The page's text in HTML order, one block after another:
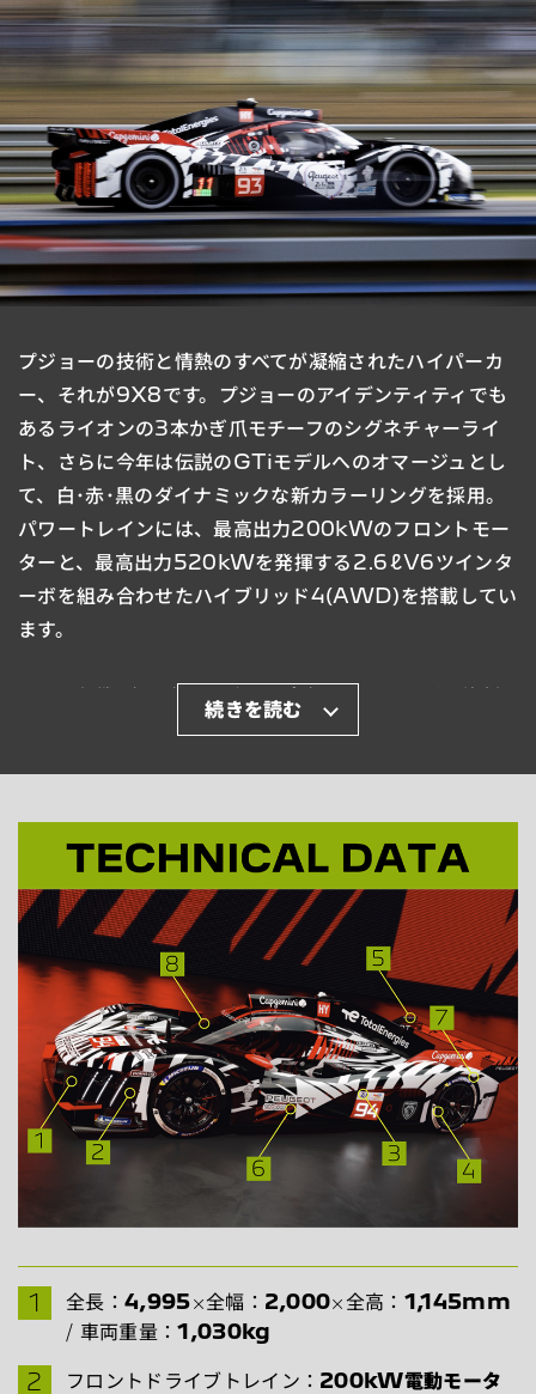
レートが特徴で、各マシンのスリップストリームを駆使
した手に汗握る駆け引きを楽しむことができます。
FIA WEC FUJI 公式サイト
プジョーの技術と情熱のすべてが凝縮されたハイパーカ
ー、それが9X8です。
プジョーのアイデンティティでも
あるライオンの3本かぎ爪モチーフのシグネチャーライ
ト、
さらに今年は伝説のGTiモデルへのオマージュとし
て、白･赤･黒のダイナミックな新カラーリングを採用。
パワートレインには、最高出力200kWのフロントモー
ターと、最高出力520kWを発揮する2.6ℓV6ツインタ
ーボを組み合わせたハイブリッド4(AWD)を搭載してい
ます。
WEC参戦5年目年目を迎えた今年は、ドライバー体制
を大幅にアップグレード。富士6時間耐久レースにおい
レースで磨かれた技術は、
日々の走りに息づいている
プジョーが過酷な耐久レースに挑む真の目的は、勝利の
栄光だけではありません。
現在、市販のハイブリッドモ
デルが出揃ったプジョーにおいて、レースという極限の
実験場で磨かれたハイブリッド技術は、私たちが日常で
感じる走る悦びへと直結しています。過酷なレースを通
じてテクノロジーを磨き続け、次世代の走りをより豊か
に進化させていくことを常に目指しています。
全長： 4,995×全幅： 2,000×全高： 1,145mm
/ 車両重量：1,030kg
フロントドライブトレイン： 200kW電動モータ